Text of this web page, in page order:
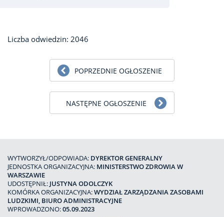
Liczba odwiedzin: 2046
POPRZEDNIE OGŁOSZENIE
NASTĘPNE OGŁOSZENIE
WYTWORZYŁ/ODPOWIADA: DYREKTOR GENERALNY
JEDNOSTKA ORGANIZACYJNA: MINISTERSTWO ZDROWIA W
WARSZAWIE
UDOSTĘPNIŁ: JUSTYNA ODOLCZYK
KOMÓRKA ORGANIZACYJNA:WYDZIAŁ ZARZĄDZANIA ZASOBAMI
LUDZKIMI, BIURO ADMINISTRACYJNE
WPROWADZONO:05.09.2023